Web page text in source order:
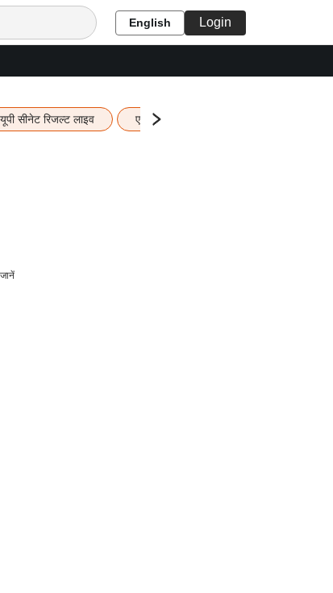
English Login
यूपी सीनेट रिजल्ट लाइव एचबीएसई 12वीं का रिजल्ट लाइव